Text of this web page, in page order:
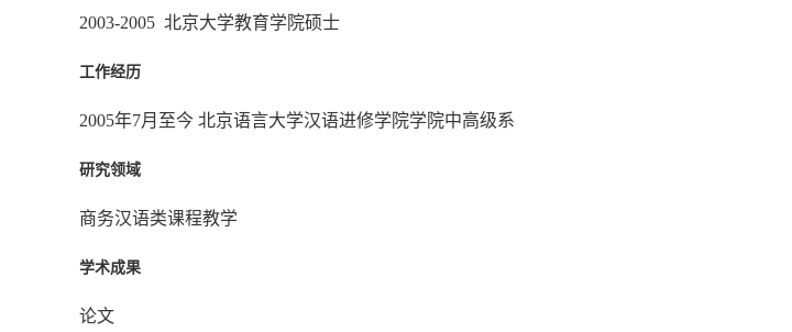
2003-2005 北京大学教育学院硕士
工作经历
2005年7月至今 北京语言大学汉语进修学院学院中高级系
研究领域
商务汉语类课程教学
学术成果
论文